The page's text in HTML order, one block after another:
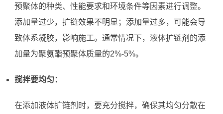
预聚体的种类、性能要求和环境条件等因素进行调整。
添加量过少，扩链效果不明显；添加量过多，可能会导
致体系凝胶，影响施工。通常情况下，液体扩链剂的添
加量为聚氨酯预聚体质量的2%-5%。
搅拌要均匀：
在添加液体扩链剂时，要充分搅拌，确保其均匀分散在